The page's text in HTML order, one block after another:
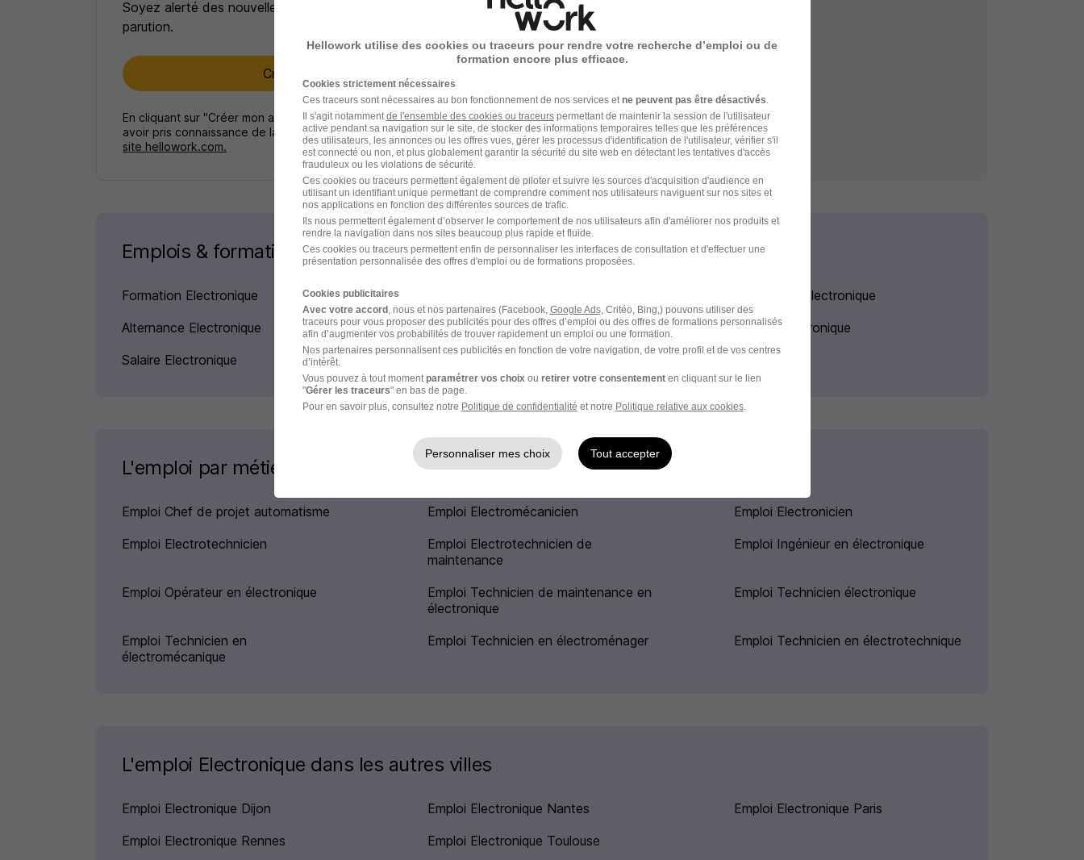
Soyez alerté des nouvelles offres pour cette recherche dès leur
parution.
Créer mon alerte
En cliquant sur "Créer mon alerte", vous acceptez lesCGUet déclarez
avoir pris connaissance de la
politique de protection des données du
site hellowork.com.
Emploi Electronique Épernay
Emploi à Épernay
Entreprises qui recrutent à Épernay
Emplois & formations
Formation Electronique
Entreprises Electronique
Alternance Electronique
Stage Electronique
Intérim Electronique
Salaire Electronique
Métiers Electronique
L'emploi par métier
Emploi Chef de projet automatisme Emploi Electromécanicien
Emploi Electronicien
Emploi Electrotechnicien
Emploi Electrotechnicien de
maintenance
Emploi Ingénieur en électronique
Emploi Opérateur en électronique
Emploi Technicien de maintenance en
électronique
Emploi Technicien électronique
Emploi Technicien en
électromécanique
Emploi Technicien en électroménager Emploi Technicien en électrotechnique
L'emploi Electronique dans les autres villes
Emploi Electronique Dijon Emploi Electronique Nantes
Emploi Electronique Paris
Emploi Electronique Rennes
Emploi Electronique Toulouse
Hellowork utilise des cookies ou traceurs pour rendre votre recherche d’emploi ou de
formation encore plus efficace.
Cookies strictement nécessaires
Ces traceurs sont nécessaires au bon fonctionnement de nos services etne peuvent pas être désactivés.
Il s'agit notammentde l'ensemble des cookies ou traceurspermettant de maintenir la session de l'utilisateur
active pendant sa navigation sur le site, de stocker des informations temporaires telles que les préférences
des utilisateurs, les annonces ou les offres vues, gérer les processus d'identification de l'utilisateur, vérifier s'il
est connecté ou non, et plus globalement garantir la sécurité du site web en détectant les tentatives d'accès
frauduleux ou les violations de sécurité.
Ces cookies ou traceurs permettent également de piloter et suivre les sources d'acquisition d'audience en
utilisant un identifiant unique permettant de comprendre comment nos utilisateurs naviguent sur nos sites et
nos applications en fonction des différentes sources de trafic.
Ils nous permettent également d’observer le comportement de nos utilisateurs afin d'améliorer nos produits et
rendre la navigation dans nos sites beaucoup plus rapide et fluide.
Ces cookies ou traceurs permettent enfin de personnaliser les interfaces de consultation et d'effectuer une
présentation personnalisée des offres d'emploi ou de formations proposées.
Cookies publicitaires
Avec votre accord , nous et nos partenaires (Facebook, Google Ads, Critéo, Bing,) pouvons utiliser des
traceurs pour vous proposer des publicités pour des offres d’emploi ou des offres de formations personnalisés
afin d’augmenter vos probabilités de trouver rapidement un emploi ou une formation.
Nos partenaires personnalisent ces publicités en fonction de votre navigation, de votre profil et de vos centres
d’intérêt.
Vous pouvez à tout momentparamétrer vos choixou retirer votre consentementen cliquant sur le lien
"Gérer les traceurs" en bas de page.
Pour en savoir plus, consultez notre Politique de confidentialité et notre Politique relative aux cookies.
Personnaliser mes choix Tout accepter